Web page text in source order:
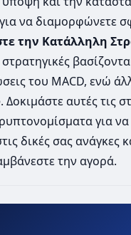
να διαμορφώνετε
την Κατάλληλη
του MACD, ενώ
αυτές τις
για
δικές σας ανάγκες
την αγορά.